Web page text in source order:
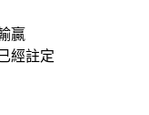
贏
經註定